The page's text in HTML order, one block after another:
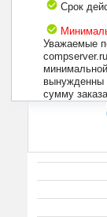
Срок
Уважаемые
вынужденны
сумму